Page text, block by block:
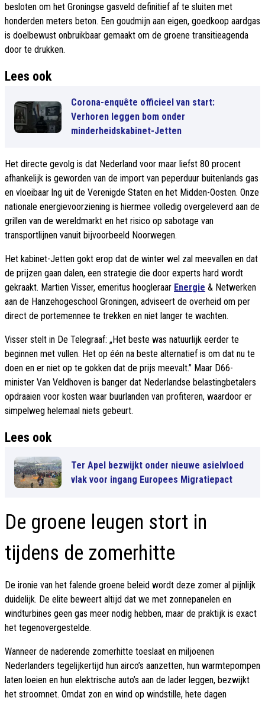
besloten om het Groningse gasveld definitief af te sluiten met
honderden meters beton. Een goudmijn aan eigen, goedkoop aardgas
is doelbewust onbruikbaar gemaakt om de groene transitieagenda
door te drukken.
Lees ook
Corona-enquête officieel van start:
Verhoren leggen bom onder
minderheidskabinet-Jetten
Het directe gevolg is dat Nederland voor maar liefst 80 procent
afhankelijk is geworden van de import van peperduur buitenlands gas
en vloeibaar lng uit de Verenigde Staten en het Midden-Oosten. Onze
nationale energievoorziening is hiermee volledig overgeleverd aan de
grillen van de wereldmarkt en het risico op sabotage van
transportlijnen vanuit bijvoorbeeld Noorwegen.
Het kabinet-Jetten gokt erop dat de winter wel zal meevallen en dat
de prijzen gaan dalen, een strategie die door experts hard wordt
gekraakt. Martien Visser, emeritus hoogleraar Energie & Netwerken
aan de Hanzehogeschool Groningen, adviseert de overheid om per
direct de portemennee te trekken en niet langer te wachten.
Visser stelt in De Telegraaf: „Het beste was natuurlijk eerder te
beginnen met vullen. Het op één na beste alternatief is om dat nu te
doen en er niet op te gokken dat de prijs meevalt.” Maar D66-
minister Van Veldhoven is banger dat Nederlandse belastingbetalers
opdraaien voor kosten waar buurlanden van profiteren, waardoor er
simpelweg helemaal niets gebeurt.
Lees ook
Ter Apel bezwijkt onder nieuwe asielvloed
vlak voor ingang Europees Migratiepact
De groene leugen stort in
tijdens de zomerhitte
De ironie van het falende groene beleid wordt deze zomer al pijnlijk
duidelijk. De elite beweert altijd dat we met zonnepanelen en
windturbines geen gas meer nodig hebben, maar de praktijk is exact
het tegenovergestelde.
Wanneer de naderende zomerhitte toeslaat en miljoenen
Nederlanders tegelijkertijd hun airco’s aanzetten, hun warmtepompen
laten loeien en hun elektrische auto’s aan de lader leggen, bezwijkt
het stroomnet. Omdat zon en wind op windstille, hete dagen